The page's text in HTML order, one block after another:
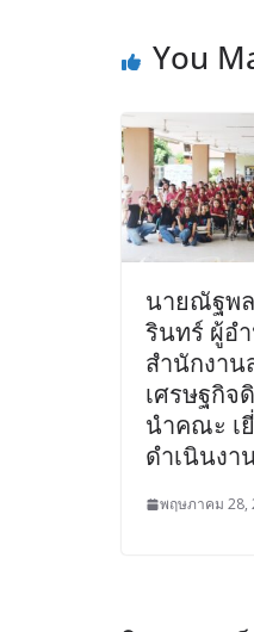
You
นายณัฐพ
รินทร์ ผู้อ
สำนักงาน
เศรษฐกิจ
นำคณะ เ
ดำเนินงา
พฤษภาคม 28,